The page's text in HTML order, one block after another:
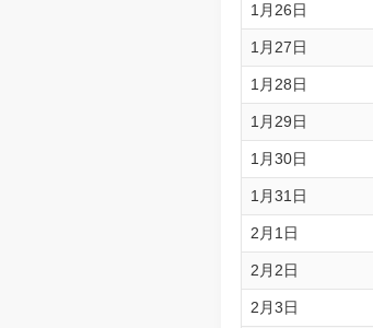
1月26日
1月27日
1月28日
1月29日
1月30日
1月31日
2月1日
2月2日
2月3日